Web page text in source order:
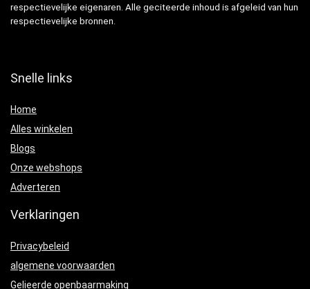
respectievelijke eigenaren. Alle geciteerde inhoud is afgeleid van hun
respectievelijke bronnen.
Snelle links
Home
Alles winkelen
Blogs
Onze webshops
Adverteren
Verklaringen
Privacybeleid
algemene voorwaarden
Gelieerde openbaarmaking